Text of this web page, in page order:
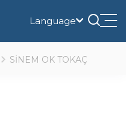
Language
SİNEM OK TOKAÇ